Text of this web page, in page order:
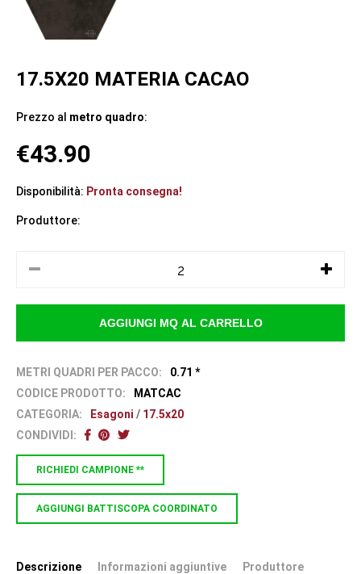
17.5X20 MATERIA CACAO
Prezzo al metro quadro:
€43.90
Disponibilità: Pronta consegna!
Produttore:
METRI QUADRI PER PACCO:
0.71 *
CODICE PRODOTTO:
MATCAC
CATEGORIA:
Esagoni / 17.5x20
CONDIVIDI:
RICHIEDI CAMPIONE **
AGGIUNGI BATTISCOPA COORDINATO
Descrizione Informazioni aggiuntive Produttore